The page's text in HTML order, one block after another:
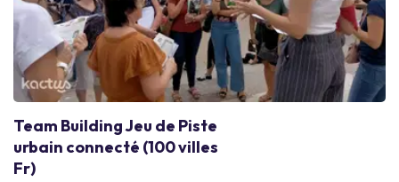
Team Building Jeu de Piste
urbain connecté (100 villes
Fr)